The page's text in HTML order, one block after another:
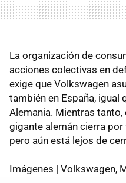
La organización de
acciones colectivas en
exige que Volkswagen
también en España, igual
Alemania. Mientras tanto,
gigante alemán cierra
pero aún está lejos de
Imágenes | Volkswagen,